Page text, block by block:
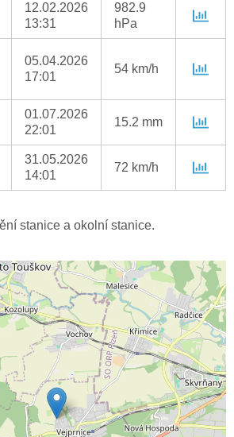
12.02.2026
13:31
982.9
hPa
05.04.2026
17:01
54 km/h
01.07.2026
22:01
15.2 mm
31.05.2026
14:01
72 km/h
stanice a okolní stanice.